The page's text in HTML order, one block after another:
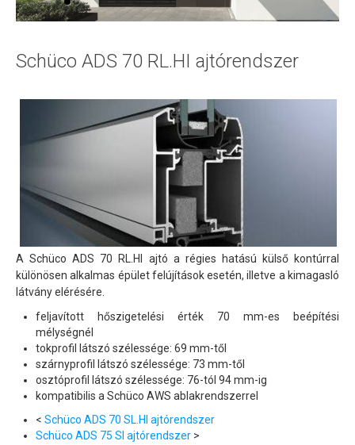
Schüco ADS 75 SL.SI ajtórendszer
Schüco ADS 90.SI ajtórendszer
Schüco ADS 90 PL.SI ajtórendszer
Ablakok
Emelő-toló rendszerek
Függönyfalak
Harmonika ajtó rendszerek
Szellőztető rendszerek
Üveg típusok, fajták
Távnyitók műanyag ablak rendszerekhez
Szúnyoghálók
Schüco ADS 70 RL.HI ajtórendszer
A Schüco ADS 70 RL.HI ajtó a régies hatású külső kontúrral
különösen alkalmas épület felújítások esetén, illetve a kimagasló
látvány elérésére.
feljavított hőszigetelési érték 70 mm-es beépítési
mélységnél
tokprofil látszó szélessége: 69 mm-től
szárnyprofil látszó szélessége: 73 mm-től
osztóprofil látszó szélessége: 76-tól 94 mm-ig
kompatibilis a Schüco AWS ablakrendszerrel
< Schüco ADS 70 SL.HI ajtórendszer
Schüco ADS 75 SI ajtórendszer >